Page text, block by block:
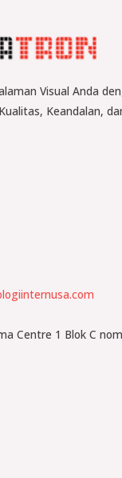
Visual Anda
Keandalan,
Centre 1 Blok C